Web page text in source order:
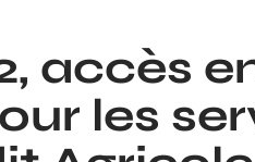
accès
les